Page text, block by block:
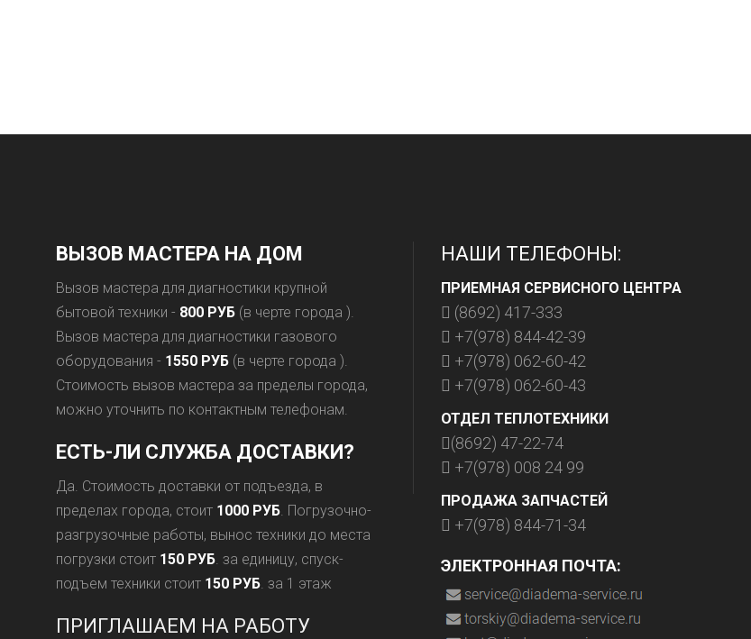
ВЫЗОВ МАСТЕРА НА ДОМ
Вызов мастера для диагностики крупной
бытовой техники - 800 РУБ (в черте города ).
Вызов мастера для диагностики газового
оборудования - 1550 РУБ (в черте города ).
Стоимость вызов мастера за пределы города,
можно уточнить по контактным телефонам.
ЕСТЬ-ЛИ СЛУЖБА ДОСТАВКИ?
Да. Стоимость доставки от подъезда, в
пределах города, стоит 1000 РУБ. Погрузочно-
разгрузочные работы, вынос техники до места
погрузки стоит 150 РУБ. за единицу, спуск-
подъем техники стоит 150 РУБ. за 1 этаж
ПРИГЛАШАЕМ НА РАБОТУ
НАШИ ТЕЛЕФОНЫ:
ПРИЕМНАЯ СЕРВИСНОГО ЦЕНТРА
(8692) 417-333
+7(978) 844-42-39
+7(978) 062-60-42
+7(978) 062-60-43
ОТДЕЛ ТЕПЛОТЕХНИКИ
(8692) 47-22-74
+7(978) 008 24 99
ПРОДАЖА ЗАПЧАСТЕЙ
+7(978) 844-71-34
ЭЛЕКТРОННАЯ ПОЧТА: